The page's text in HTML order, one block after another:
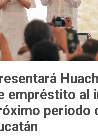
empréstito al
periodo